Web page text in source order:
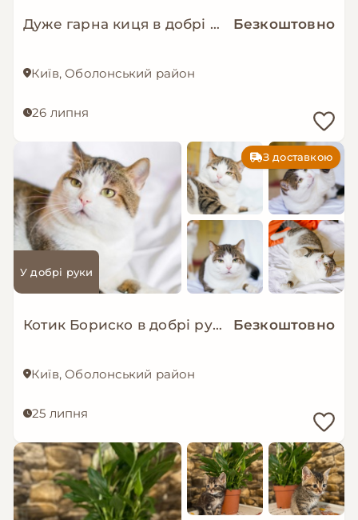
Дуже гарна киця в добрі руки! Безкоштовно
Київ, Оболонський район
26 липня
З доставкою
У добрі руки
Котик Бориско в добрі руки! Безкоштовно
Київ, Оболонський район
25 липня